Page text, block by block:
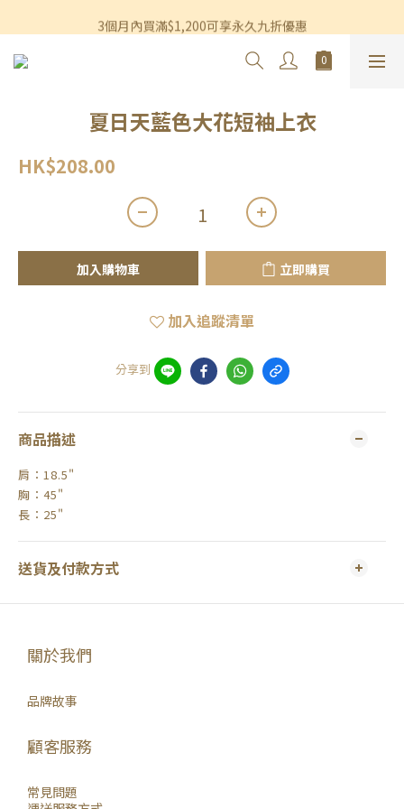
香港及澳門訂單滿$600即享免運費優惠
3個月內買滿$1,200可享永久九折優惠
香港及澳門訂單滿$600即享免運費優惠
夏日天藍色大花短袖上衣
HK$208.00
加入購物車 立即購買
加入追蹤清單
分享到
商品描述
肩：18.5"
胸：45"
長：25"
送貨及付款方式
關於我們
品牌故事
顧客服務
常見問題